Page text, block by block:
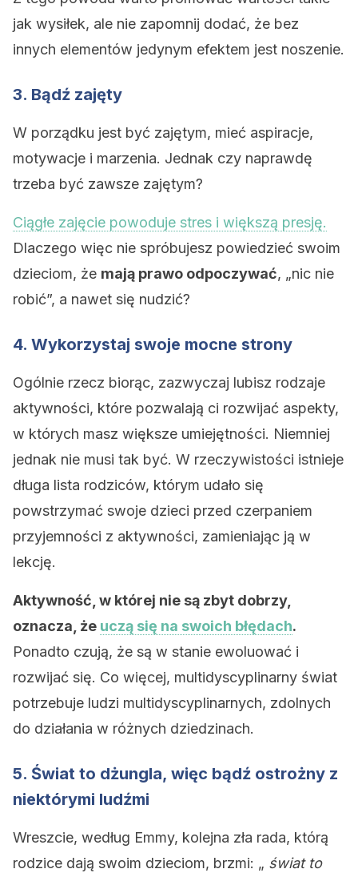
jak wysiłek, ale nie zapomnij dodać, że bez
innych elementów jedynym efektem jest noszenie.
3. Bądź zajęty
W porządku jest być zajętym, mieć aspiracje,
motywacje i marzenia. Jednak czy naprawdę
trzeba być zawsze zajętym?
Ciągłe zajęcie powoduje stres i większą presję.
Dlaczego więc nie spróbujesz powiedzieć swoim
dzieciom, że mają prawo odpoczywać, „nic nie
robić”, a nawet się nudzić?
4. Wykorzystaj swoje mocne strony
Ogólnie rzecz biorąc, zazwyczaj lubisz rodzaje
aktywności, które pozwalają ci rozwijać aspekty,
w których masz większe umiejętności. Niemniej
jednak nie musi tak być. W rzeczywistości istnieje
długa lista rodziców, którym udało się
powstrzymać swoje dzieci przed czerpaniem
przyjemności z aktywności, zamieniając ją w
lekcję.
Aktywność, w której nie są zbyt dobrzy,
oznacza, że uczą się na swoich błędach.
Ponadto czują, że są w stanie ewoluować i
rozwijać się. Co więcej, multidyscyplinarny świat
potrzebuje ludzi multidyscyplinarnych, zdolnych
do działania w różnych dziedzinach.
5. Świat to dżungla, więc bądź ostrożny z
niektórymi ludźmi
Wreszcie, według Emmy, kolejna zła rada, którą
rodzice dają swoim dzieciom, brzmi: „ świat to